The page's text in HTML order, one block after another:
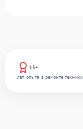
13+
лет опыта в ремонте техники